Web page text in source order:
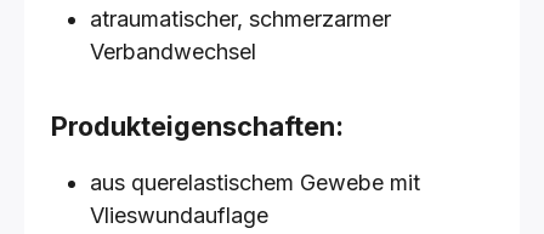
atraumatischer, schmerzarmer
Verbandwechsel
Produkteigenschaften:
aus querelastischem Gewebe mit
Vlieswundauflage